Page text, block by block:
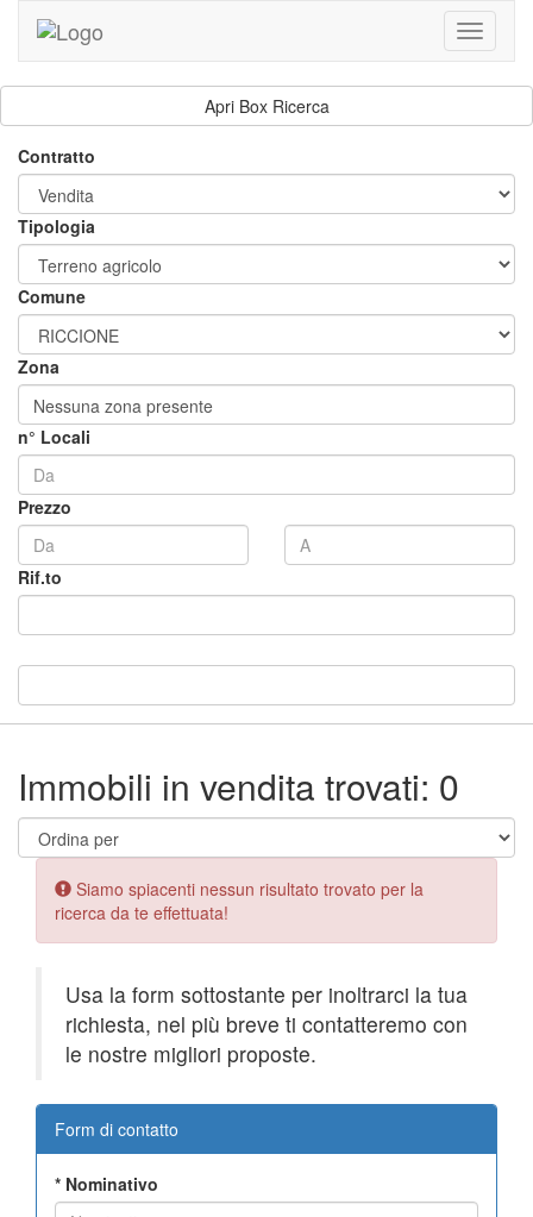
Toggle
Apri Box Ricerca
Contratto
Tipologia
Comune
Zona
Nessuna zona presente
n° Locali
Prezzo
Rif.to
Immobili in vendita trovati: 0
Error:
Siamo spiacenti nessun risultato trovato per la
ricerca da te effettuata!
Usa la form sottostante per inoltrarci la tua
richiesta, nel più breve ti contatteremo con
le nostre migliori proposte.
Form di contatto
* Nominativo